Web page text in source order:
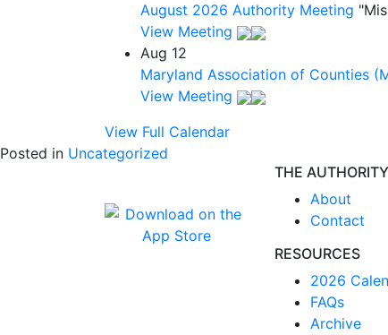
August 2026 Authority Meeting
View Meeting
Aug 12
Maryland Association of Counties
View Meeting
View Full Calendar
Posted in Uncategorized
THE AUTHORITY
About
Contact
RESOURCES
2026
FAQs
Archive